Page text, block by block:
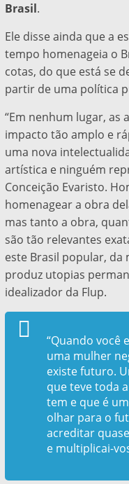
Brasil.
Ele disse ainda que a
tempo homenageia o
cotas, do que está se
partir de uma política
“Em nenhum lugar, as
impacto tão amplo e
uma nova
artística e ninguém
Conceição Evaristo.
homenagear a obra
mas tanto a obra,
são tão relevantes
este Brasil popular, da
produz utopias
idealizador da Flup.
“Quando você
uma mulher
existe futuro.
que teve toda
tem e que é
olhar para o
acreditar
e multiplicai-